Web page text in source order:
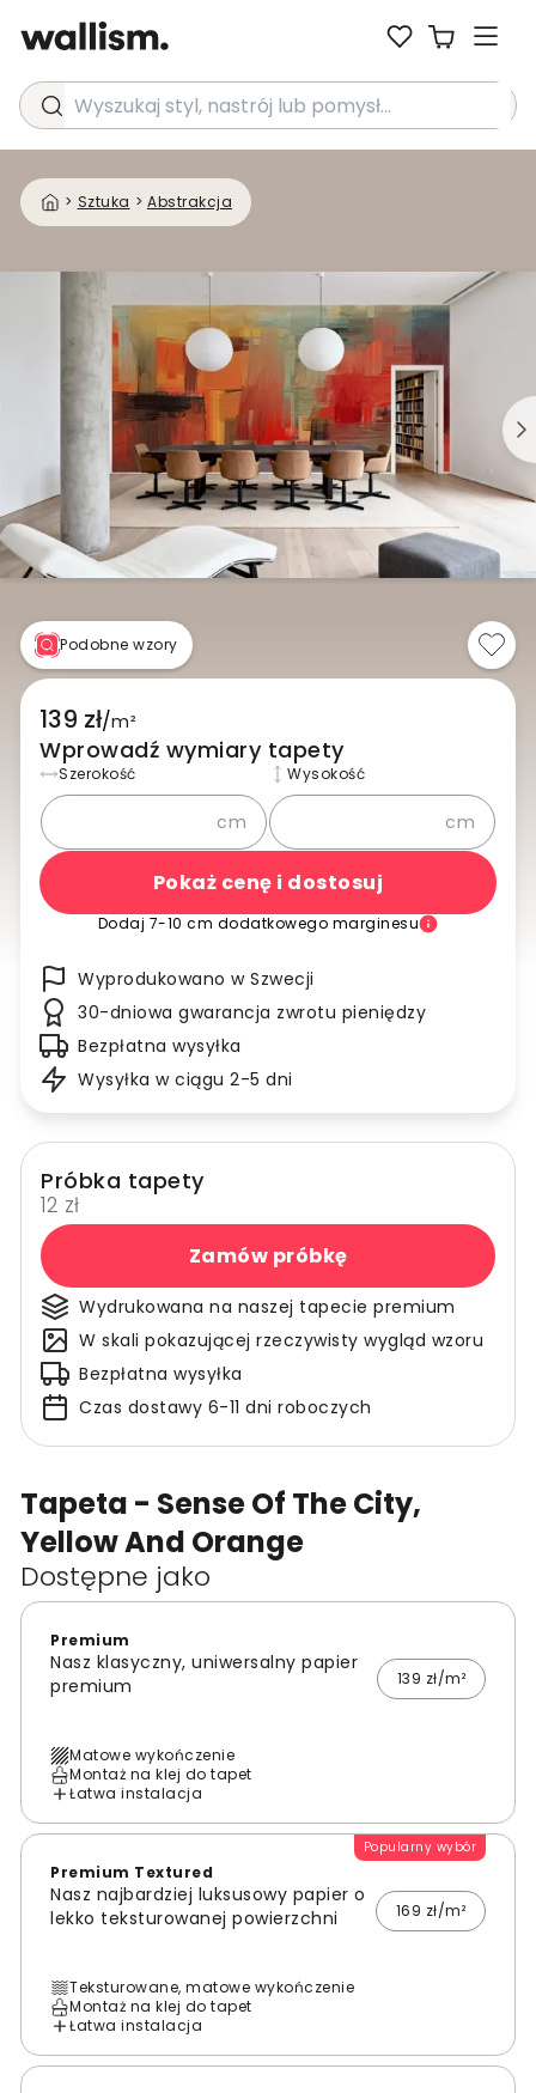
Wyszukaj styl, nastrój lub pomysł...
> Sztuka > Abstrakcja
Tapeta - Sense Of The City,
Yellow And Orange
Dostępne jako
Premium
Nasz klasyczny, uniwersalny papier
premium
139 zł/m²
Matowe wykończenie
Montaż na klej do tapet
Łatwa instalacja
Popularny wybór
Premium Textured
Nasz najbardziej luksusowy papier o
lekko teksturowanej powierzchni
169 zł/m²
Teksturowane, matowe wykończenie
Montaż na klej do tapet
Łatwa instalacja
Podobne wzory
139 zł/m²
Wprowadź wymiary tapety
Szerokość
cm
Wysokość
cm
Pokaż cenę i dostosuj
Dodaj 7-10 cm dodatkowego marginesu
Wyprodukowano w Szwecji
30-dniowa gwarancja zwrotu pieniędzy
Bezpłatna wysyłka
Wysyłka w ciągu 2-5 dni
Próbka tapety
12 zł
Zamów próbkę
Wydrukowana na naszej tapecie premium
W skali pokazującej rzeczywisty wygląd wzoru
Bezpłatna wysyłka
Czas dostawy 6-11 dni roboczych